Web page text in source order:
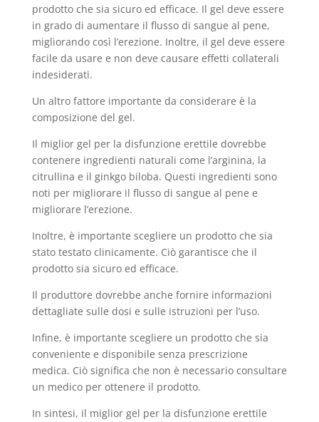
prodotto che sia sicuro ed efficace. Il gel deve essere
in grado di aumentare il flusso di sangue al pene,
migliorando così l’erezione. Inoltre, il gel deve essere
facile da usare e non deve causare effetti collaterali
indesiderati.
Un altro fattore importante da considerare è la
composizione del gel.
Il miglior gel per la disfunzione erettile dovrebbe
contenere ingredienti naturali come l’arginina, la
citrullina e il ginkgo biloba. Questi ingredienti sono
noti per migliorare il flusso di sangue al pene e
migliorare l’erezione.
Inoltre, è importante scegliere un prodotto che sia
stato testato clinicamente. Ciò garantisce che il
prodotto sia sicuro ed efficace.
Il produttore dovrebbe anche fornire informazioni
dettagliate sulle dosi e sulle istruzioni per l’uso.
Infine, è importante scegliere un prodotto che sia
conveniente e disponibile senza prescrizione
medica. Ciò significa che non è necessario consultare
un medico per ottenere il prodotto.
In sintesi, il miglior gel per la disfunzione erettile